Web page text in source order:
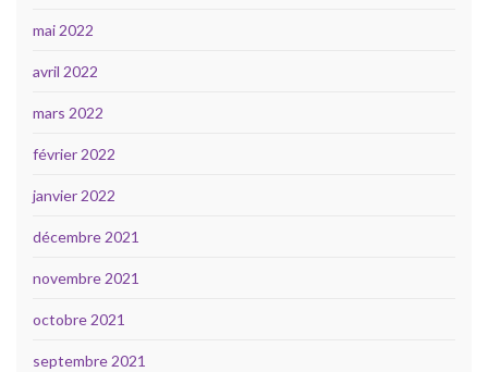
mai 2022
avril 2022
mars 2022
février 2022
janvier 2022
décembre 2021
novembre 2021
octobre 2021
septembre 2021